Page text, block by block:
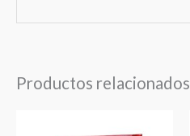
Productos relacionados